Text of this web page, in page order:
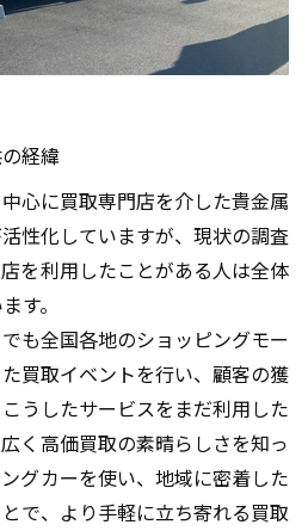
経緯
心に買取専門店を介した貴金属
性化していますが、現状の調査
を利用したことがある人は全体
す。
も全国各地のショッピングモー
買取イベントを行い、顧客の獲
うしたサービスをまだ利用した
く高価買取の素晴らしさを知っ
グカーを使い、地域に密着した
で、より手軽に立ち寄れる買取